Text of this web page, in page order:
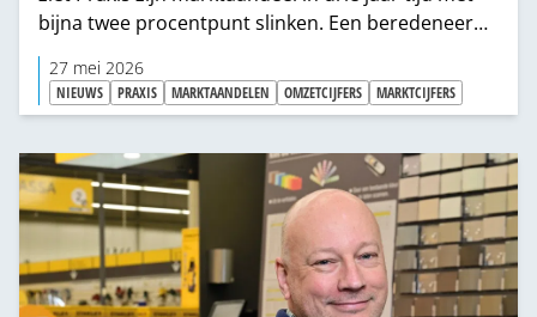
bijna twee procentpunt slinken. Een beredeneerde
reconstructie laat zien hoe die daling zich voltrok.
27 mei 2026
NIEUWS PRAXIS MARKTAANDELEN OMZETCIJFERS MARKTCIJFERS